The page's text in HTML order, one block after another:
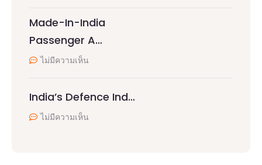
Made-In-India
Passenger A…
ไม่มีความเห็น
India’s Defence Ind…
ไม่มีความเห็น